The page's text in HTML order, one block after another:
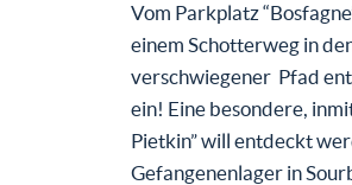
Vom Parkplatz
einem Schotterweg in
verschwiegener Pfad
ein! Eine besondere,
Pietkin” will entdeckt
Gefangenenlager in